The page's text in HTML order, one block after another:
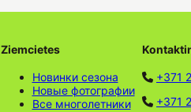
Ziemcietes
Новинки сезона
Новые фотографии
Все многолетники
+371
+371